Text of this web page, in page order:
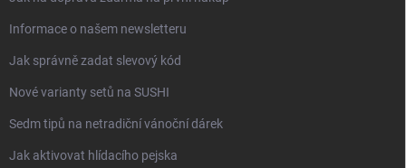
Informace o našem newsletteru
Jak správně zadat slevový kód
Nové varianty setů na SUSHI
Sedm tipů na netradiční vánoční dárek
Jak aktivovat hlídacího pejska